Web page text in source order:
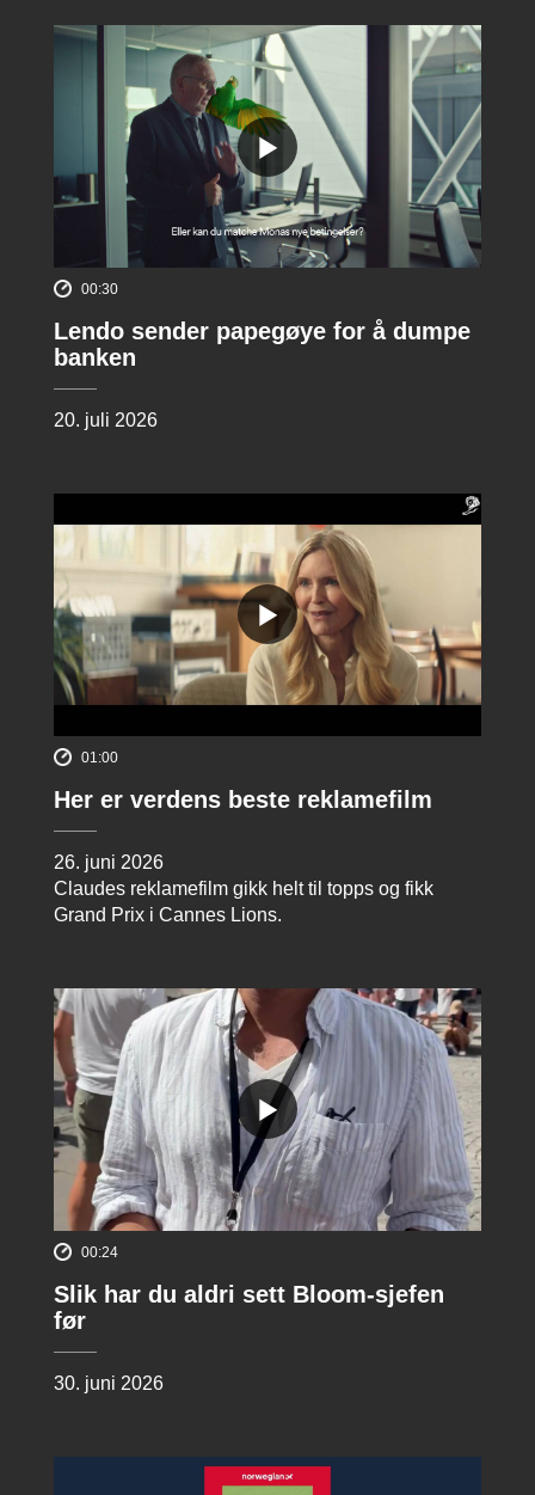
00:30
Lendo sender papegøye for å dumpe
banken
20. juli 2026
01:00
Her er verdens beste reklamefilm
26. juni 2026
Claudes reklamefilm gikk helt til topps og fikk
Grand Prix i Cannes Lions.
00:24
Slik har du aldri sett Bloom-sjefen
før
30. juni 2026